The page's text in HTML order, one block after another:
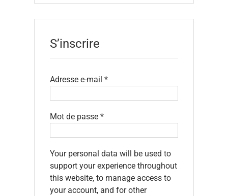
S’inscrire
Adresse e-mail *Obligatoire
Mot de passe *Obligatoire
Your personal data will be used to
support your experience throughout
this website, to manage access to
your account, and for other